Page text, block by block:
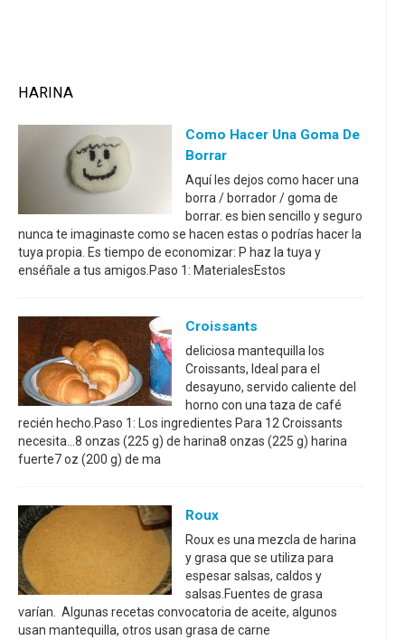
HARINA
Como Hacer Una Goma De
Borrar
Aquí les dejos como hacer una
borra / borrador / goma de
borrar. es bien sencillo y seguro
nunca te imaginaste como se hacen estas o podrías hacer la
tuya propia. Es tiempo de economizar: P haz la tuya y
enséñale a tus amigos.Paso 1: MaterialesEstos
Croissants
deliciosa mantequilla los
Croissants, Ideal para el
desayuno, servido caliente del
horno con una taza de café
recién hecho.Paso 1: Los ingredientes Para 12 Croissants
necesita...8 onzas (225 g) de harina8 onzas (225 g) harina
fuerte7 oz (200 g) de ma
Roux
Roux es una mezcla de harina
y grasa que se utiliza para
espesar salsas, caldos y
salsas.Fuentes de grasa
varían. Algunas recetas convocatoria de aceite, algunos
usan mantequilla, otros usan grasa de carne